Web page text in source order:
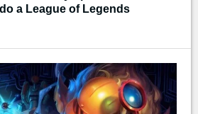
a League of Legends